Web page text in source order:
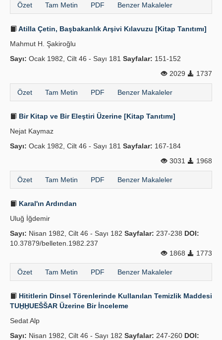
Özet Tam Metin PDF Benzer Makaleler
Atilla Çetin, Başbakanlık Arşivi Kılavuzu [Kitap Tanıtımı]
Mahmut H. Şakiroğlu
Sayı: Ocak 1982, Cilt 46 - Sayı 181 Sayfalar: 151-152
2029
1737
Özet Tam Metin PDF Benzer Makaleler
Bir Kitap ve Bir Eleştiri Üzerine [Kitap Tanıtımı]
Nejat Kaymaz
Sayı: Ocak 1982, Cilt 46 - Sayı 181 Sayfalar: 167-184
3031
1968
Özet Tam Metin PDF Benzer Makaleler
Karal'ın Ardından
Uluğ İğdemir
Sayı: Nisan 1982, Cilt 46 - Sayı 182 Sayfalar: 237-238 DOI:
10.37879/belleten.1982.237
1868
1773
Özet Tam Metin PDF Benzer Makaleler
Hititlerin Dinsel Törenlerinde Kullanılan Temizlik Maddesi
TUḪḪUEŠŠAR Üzerine Bir İnceleme
Sedat Alp
Sayı: Nisan 1982, Cilt 46 - Sayı 182 Sayfalar: 247-260 DOI: